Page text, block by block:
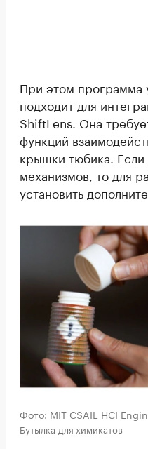
При этом программа
подходит для
ShiftLens. Она
функций
крышки тюбика. Если
механизмов, то для
установить
Фото: MIT CSAIL HCI
Бутылка для химикатов